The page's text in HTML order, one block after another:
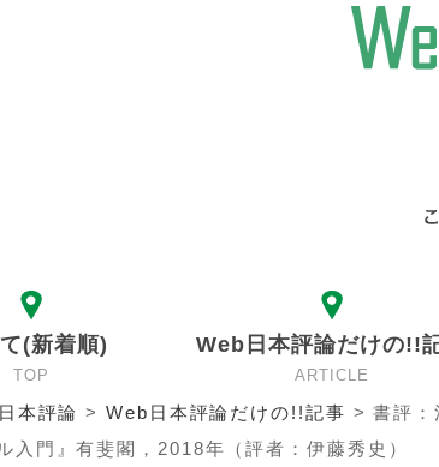
(新着順)
TOP
Web日本評論だけの!!
ARTICLE
本評論 >Web日本評論だけの!!記事 >書評
入門』有斐閣，2018年（評者：伊藤秀史）